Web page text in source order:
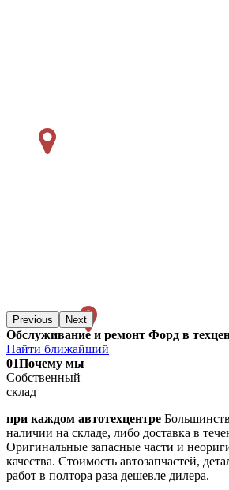
Previous Next
Обслуживание и ремонт Форд в
Найти ближайший
01Почему мы
Собственный
склад
при каждом автотехцентре
наличии на складе, либо доставка в
Оригинальные запасные части и
качества. Стоимость автозапчастей,
работ в полтора раза дешевле дилера.